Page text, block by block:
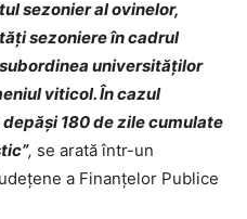
sezonier al ovinelor,
sezoniere în cadrul
universităţilor
viticol. În cazul
180 de zile cumulate
, se arată într-un
a Finanţelor Publice